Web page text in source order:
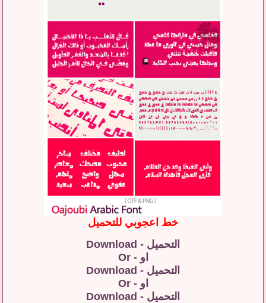
خط اعجوبي للتحميل
التحميل - Download
او - Or
التحميل - Download
او - Or
التحميل - Download